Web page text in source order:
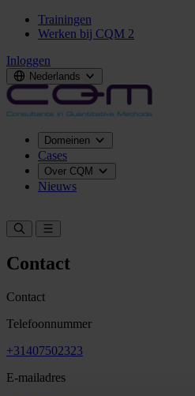
Trainingen
Werken bij CQM 2
Inloggen
Nederlands
Domeinen
Cases
Over CQM
Nieuws
Contact
Contact
Telefoonnummer
+31407502323
E-mailadres